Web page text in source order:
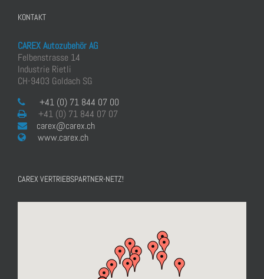
KONTAKT
CAREX Autozubehör AG
Felbenstrasse 14
Industrie Rietli
CH-9403 Goldach SG
+41 (0) 71 844 07 00
+41 (0) 71 844 07 07
carex@carex.ch
www.carex.ch
CAREX VERTRIEBSPARTNER-NETZ!